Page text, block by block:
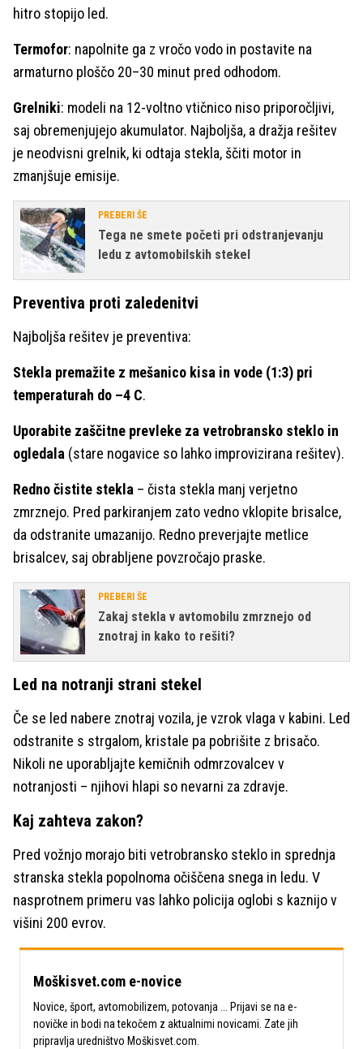
hitro stopijo led.
Termofor: napolnite ga z vročo vodo in postavite na
armaturno ploščo 20–30 minut pred odhodom.
Grelniki: modeli na 12-voltno vtičnico niso priporočljivi,
saj obremenjujejo akumulator. Najboljša, a dražja rešitev
je neodvisni grelnik, ki odtaja stekla, ščiti motor in
zmanjšuje emisije.
PREBERI ŠE
Tega ne smete početi pri odstranjevanju
ledu z avtomobilskih stekel
Preventiva proti zaledenitvi
Najboljša rešitev je preventiva:
Stekla premažite z mešanico kisa in vode (1:3) pri
temperaturah do –4 C.
Uporabite zaščitne prevleke za vetrobransko steklo in
ogledala (stare nogavice so lahko improvizirana rešitev).
Redno čistite stekla – čista stekla manj verjetno
zmrznejo. Pred parkiranjem zato vedno vklopite brisalce,
da odstranite umazanijo. Redno preverjajte metlice
brisalcev, saj obrabljene povzročajo praske.
PREBERI ŠE
Zakaj stekla v avtomobilu zmrznejo od
znotraj in kako to rešiti?
Led na notranji strani stekel
Če se led nabere znotraj vozila, je vzrok vlaga v kabini. Led
odstranite s strgalom, kristale pa pobrišite z brisačo.
Nikoli ne uporabljajte kemičnih odmrzovalcev v
notranjosti – njihovi hlapi so nevarni za zdravje.
Kaj zahteva zakon?
Pred vožnjo morajo biti vetrobransko steklo in sprednja
stranska stekla popolnoma očiščena snega in ledu. V
nasprotnem primeru vas lahko policija oglobi s kaznijo v
višini 200 evrov.
Moškisvet.com e-novice
Novice, šport, avtomobilizem, potovanja ... Prijavi se na e-
novičke in bodi na tekočem z aktualnimi novicami. Zate jih
pripravlja uredništvo Moškisvet.com.